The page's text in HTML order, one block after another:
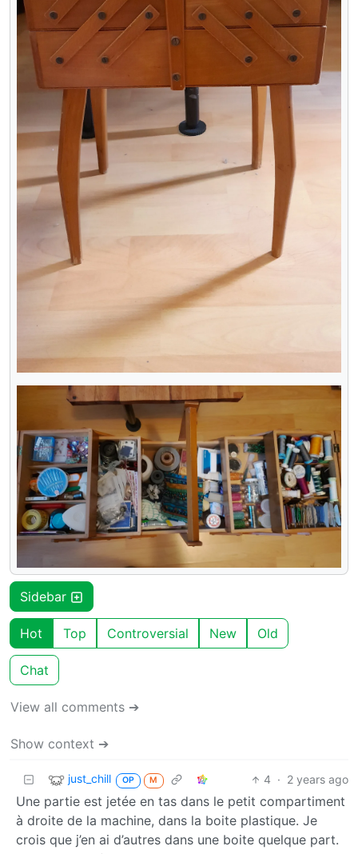
Sidebar
Hot Top Controversial New Old
Chat
View all comments ➔
Show context ➔
just_chill OP M 4 · 2 years ago
Une partie est jetée en tas dans le petit compartiment
à droite de la machine, dans la boite plastique. Je
crois que j’en ai d’autres dans une boite quelque part.